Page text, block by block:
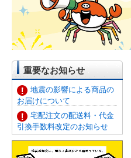
重要なお知らせ
地震の影響による商品の
お届けについて
宅配注文の配送料・代金
引換手数料改定のお知らせ